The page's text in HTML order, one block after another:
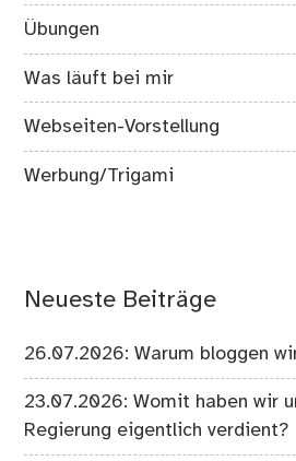
Übungen
Was läuft bei mir
Webseiten-Vorstellung
Werbung/Trigami
Neueste Beiträge
26.07.2026: Warum bloggen
23.07.2026: Womit haben wir
Regierung eigentlich verdient?